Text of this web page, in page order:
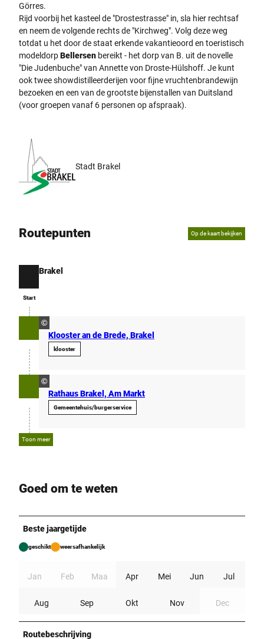
Görres.
Rijd voorbij het kasteel de "Drostestrasse" in, sla hier rechtsaf
en neem de volgende rechts de "Kirchweg". Volg deze weg
totdat u het door de staat erkende vakantieoord en toeristisch
modeldorpBellersen bereikt - het dorp van B. uit de novelle
"Die Judenbuche" van Annette von Droste-Hülshoff. Je kunt
ook twee showdistilleerderijen voor fijne vruchtenbrandewijn
bezoeken en een van de grootste bijenstallen van Duitsland
(voor groepen vanaf 6 personen op afspraak).
Stadt Brakel
Routepunten Op de kaart bekijken
Start
Brakel
©
Klooster an de Brede, Brakel
klooster
©
Rathaus Brakel, Am Markt
Gemeentehuis/burgerservice
Toon meer
Goed om te weten
Beste jaargetijde
geschikt weersafhankelijk
Jan Feb Maa Apr Mei Jun Jul
Aug Sep Okt Nov Dec
Routebeschrijving